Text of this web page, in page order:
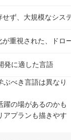
ず、大規模なシステ
重視された、ドロー
発に適した言語
ぶべき言語は異なり
躍の場があるのかも
アプランも描きやす